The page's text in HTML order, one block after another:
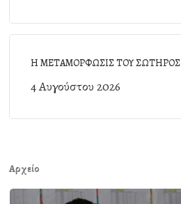
Η ΜΕΤΑΜΟΡΦΩΣΙΣ ΤΟΥ ΣΩΤΗΡΟΣ
4 Αυγούστου 2026
Αρχείο